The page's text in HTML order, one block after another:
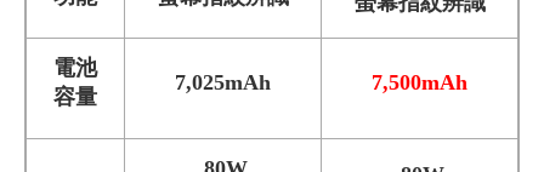
電池
容量
7,025mAh 7,500mAh